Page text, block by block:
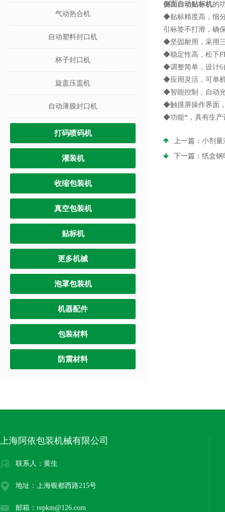
气动热合机
自动塑料封口机
杯子封口机
旋盖压盖机
自动薄膜封口机
打码喷码机
灌装机
收缩包装机
真空包装机
贴标机
更多机械
泡罩包装机
机器配件
包装材料
防震材料
侧面自动贴标机的
◆贴标精度高，细
引标签不打滑，确
◆坚固耐用，采用
◆稳定性高，松下
◆调整简单，设计6
◆应用灵活，可单
◆智能控制，自动
◆触摸屏操作界面
◆功能*，具有生产
上一篇： 小剂量
下一篇： 纸盒钢
上海阿依包装机械有限公司
联系人：黄生
地址：上海银都西路215号
邮箱：repkm@126.com